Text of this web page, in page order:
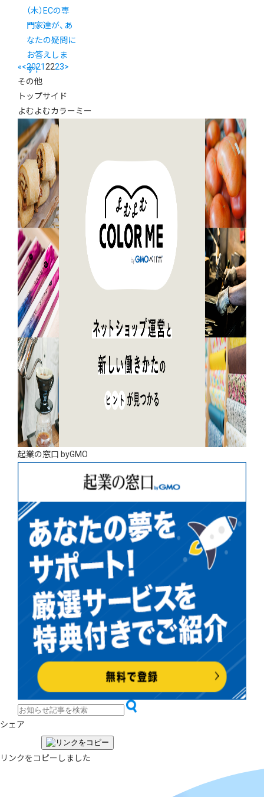
（木）ECの専
門家達が、あ
なたの疑問に
お答えしま
す！
«<20212223>
その他
トップサイド
よむよむカラーミー
起業の窓口 byGMO
シェア
リンクをコピーしました